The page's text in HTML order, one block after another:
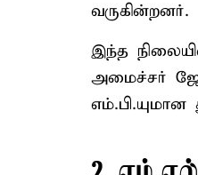
வருகின்றனர்.
இந்த
அமைச்சர்